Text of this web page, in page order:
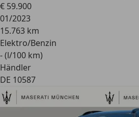
€ 59.900
01/2023
15.763 km
Elektro/Benzin
- (l/100 km)
Händler
DE 10587